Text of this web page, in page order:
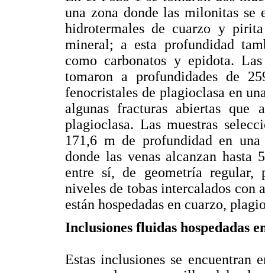
una zona donde las milonitas se
hidrotermales de cuarzo y
mineral; a esta profundidad
como carbonatos y epidota.
tomaron a profundidades de
fenocristales de plagioclasa en
algunas fracturas abiertas que
plagioclasa. Las muestras
171,6 m de profundidad en una
donde las venas alcanzan hasta
entre sí, de geometría regular,
niveles de tobas intercalados con
están hospedadas en cuarzo,
Inclusiones fluidas hospedadas
Estas inclusiones se encuentran